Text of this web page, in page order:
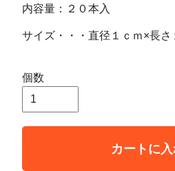
内容量：２０本入
サイズ・・・直径１ｃｍ×長さ
個数
カートに